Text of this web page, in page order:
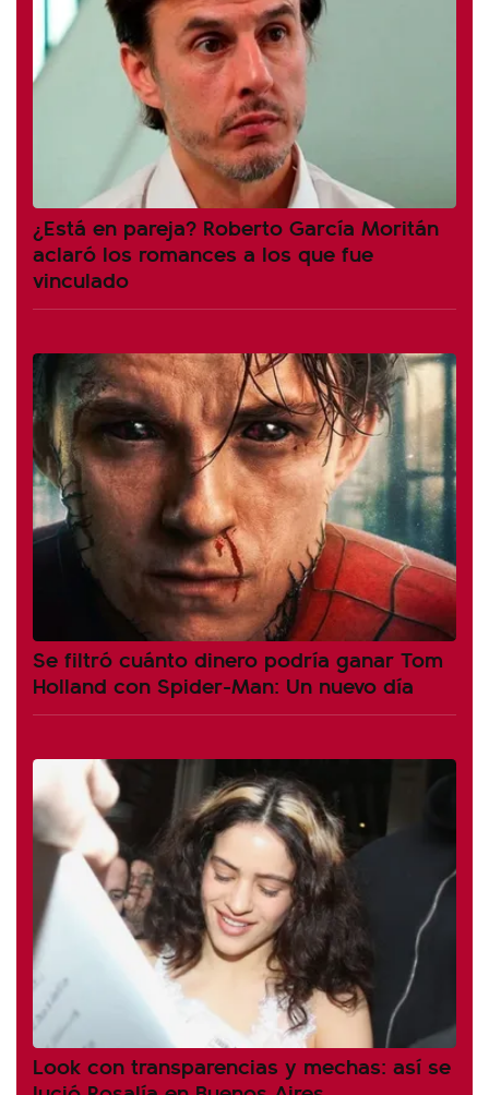
¿Está en pareja? Roberto García Moritán
aclaró los romances a los que fue
vinculado
Se filtró cuánto dinero podría ganar Tom
Holland con Spider-Man: Un nuevo día
Look con transparencias y mechas: así se